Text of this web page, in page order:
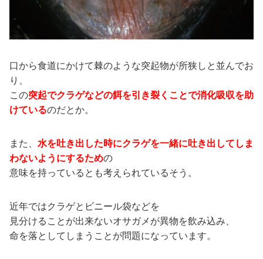
口から食道にかけて棘のような突起物が所狭しと並んでお
り、
この突起でクラゲなどの餌を引き裂くことで消化吸収を助
けているのだとか。
また、 水を吐き出した時にクラゲを一緒に吐き出してしま
わないようにするための
意味を持っているとも考えられているそう。
近年ではクラゲとビニール袋などを
見分けることが出来ないオサガメが異物を飲み込み、
命を落としてしまうことが問題になっています。